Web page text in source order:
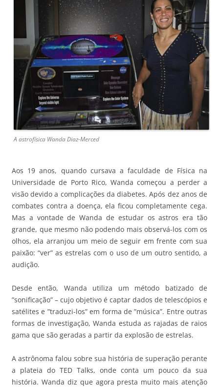
A astrofísica Wanda Diaz-Merced
Aos 19 anos, quando cursava a faculdade de Física na
Universidade de Porto Rico, Wanda começou a perder a
visão devido a complicações da diabetes. Após dez anos de
combates contra a doença, ela ficou completamente cega.
Mas a vontade de Wanda de estudar os astros era tão
grande, que mesmo não podendo mais observá-los com os
olhos, ela arranjou um meio de seguir em frente com sua
paixão: “ver” as estrelas com o uso de um outro sentido, a
audição.
Desde então, Wanda utiliza um método batizado de
”sonificação” – cujo objetivo é captar dados de telescópios e
satélites e ”traduzi-los” em forma de ”música”. Entre outras
formas de investigação, Wanda estuda as rajadas de raios
gama que são geradas a partir da explosão de estrelas.
A astrônoma falou sobre sua história de superação perante
a plateia do TED Talks, onde conta um pouco da sua
história. Wanda diz que agora presta muito mais atenção